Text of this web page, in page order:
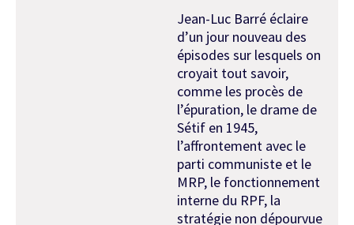
Jean-Luc Barré éclaire
d’un jour nouveau des
épisodes sur lesquels on
croyait tout savoir,
comme les procès de
l’épuration, le drame de
Sétif en 1945,
l’affrontement avec le
parti communiste et le
MRP, le fonctionnement
interne du RPF, la
stratégie non dépourvue